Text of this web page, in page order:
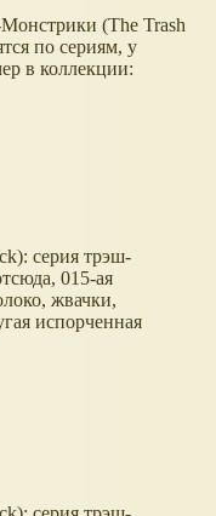
(The Trash
по сериям, у
в коллекции:
серия трэш-
015-ая
жвачки,
испорченная